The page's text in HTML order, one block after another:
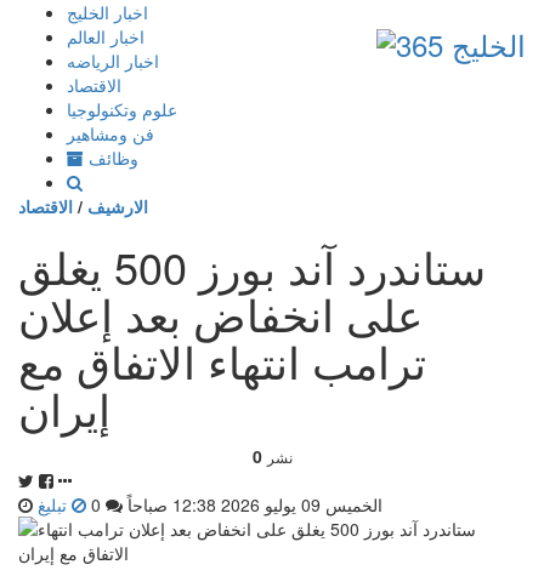
إذهب
المحتوى
اخبار الخليج
اخبار العالم
اخبار الرياضه
الاقتصاد
علوم وتكنولوجيا
فن ومشاهير
وظائف
الارشيف / الاقتصاد
ستاندرد آند بورز 500 يغلق
على انخفاض بعد إعلان
ترامب انتهاء الاتفاق مع
إيران
0 نشر
الخميس 09 يوليو 2026 12:38 صباحاً تبليغ